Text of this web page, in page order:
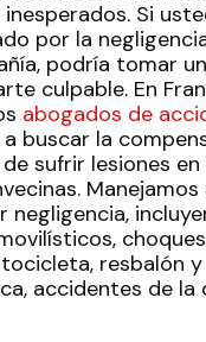
Si
por la
podría tomar
culpable. En
abogados de
buscar la
sufrir lesiones en
negligencia,
resbalón y
accidentes de